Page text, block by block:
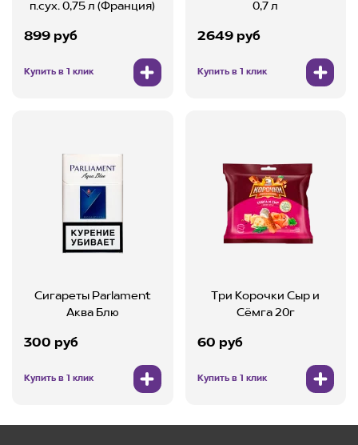
п.сух. 0,75 л (Франция)
899 руб
Купить в 1 клик
0,7 л
2649 руб
Купить в 1 клик
Сигареты Parlament
Аква Блю
300 руб
Купить в 1 клик
Три Корочки Сыр и
Сёмга 20г
60 руб
Купить в 1 клик